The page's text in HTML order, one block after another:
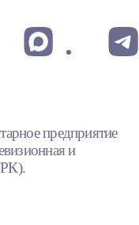
предприятие
и